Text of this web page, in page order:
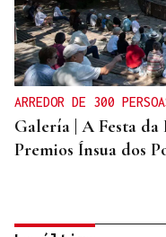
ARREDOR DE 300
Galería | A Festa
Premios Ínsua dos